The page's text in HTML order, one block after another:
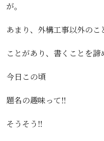
が。
あまり、外構工事以外の
ことがあり、書くことを諦
今日この頃
題名の趣味って‼️
そうそう‼️